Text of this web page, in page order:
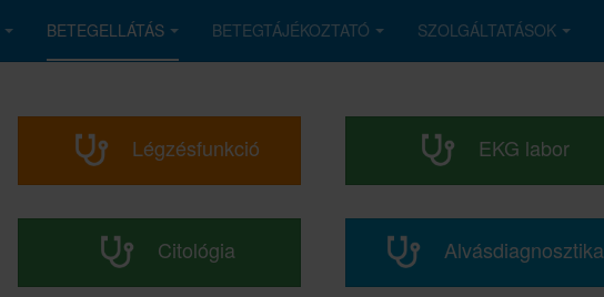
BETEGELLÁTÁS BETEGTÁJÉKOZTATÓ SZOLGÁLTATÁSOK
Légzésfunkció EKG labor
Citológia Alvásdiagnosztika